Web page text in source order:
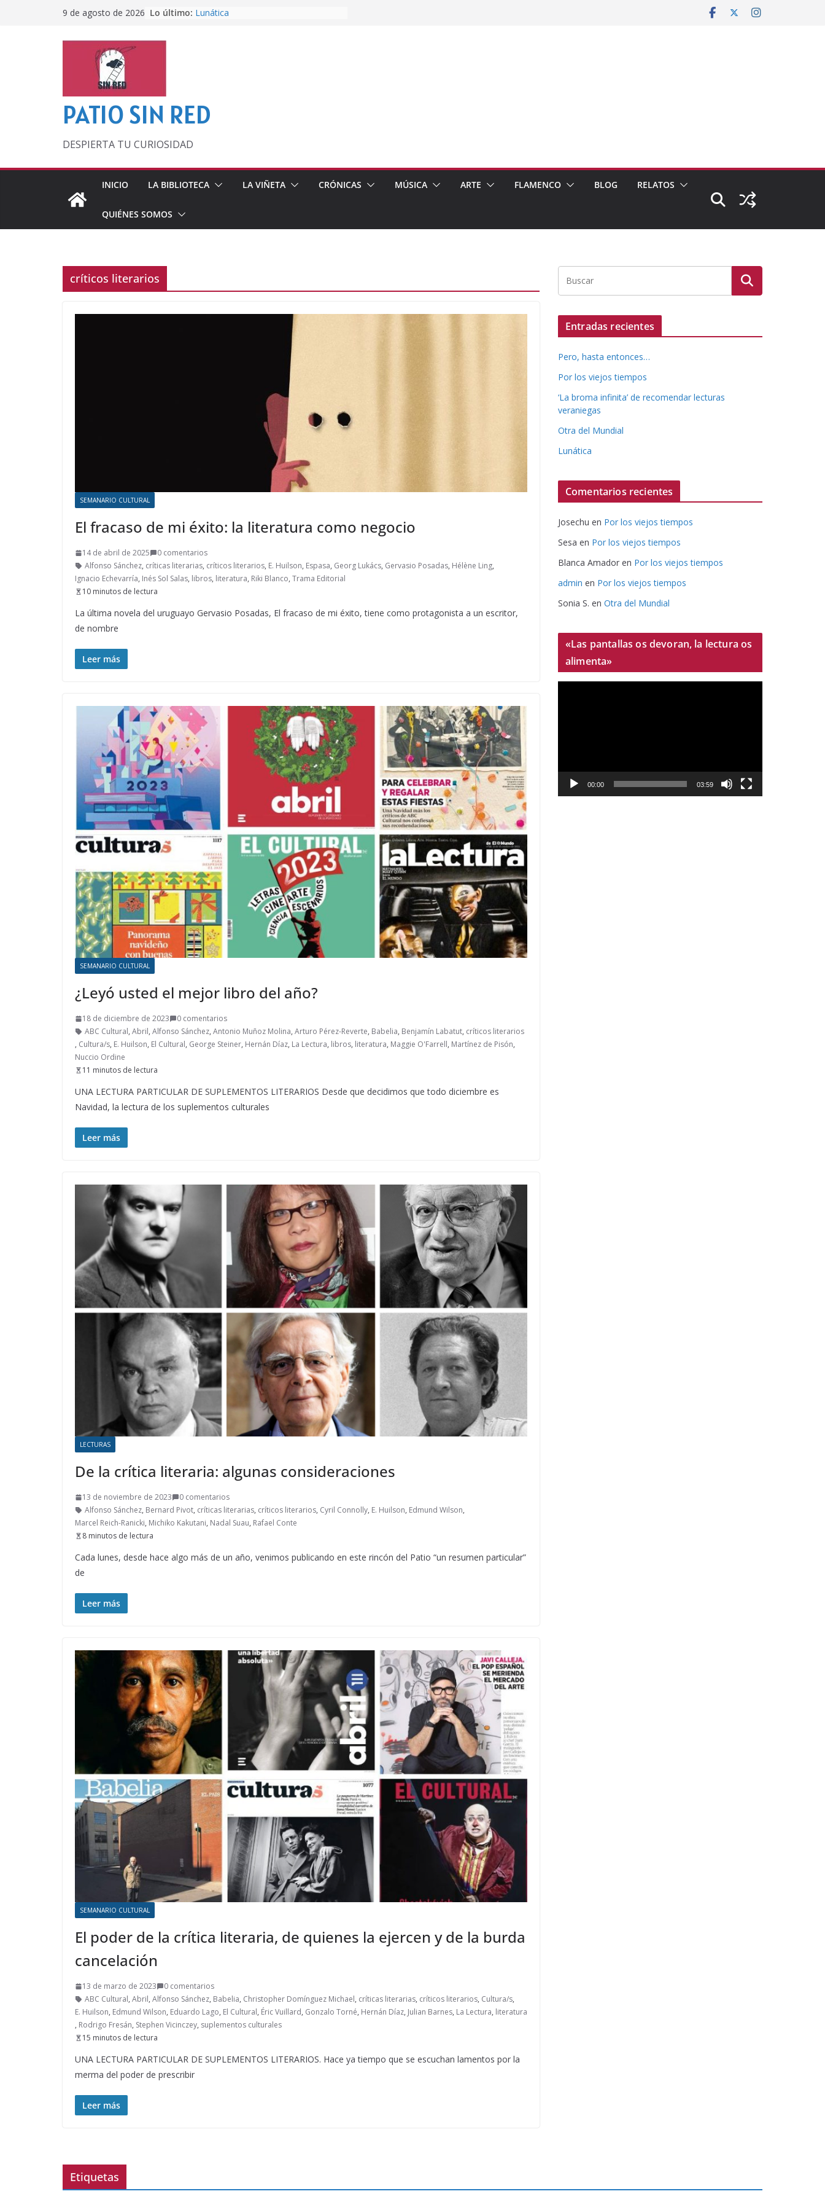
9 de agosto de 2026 Lo último: Lunática
PATIO SIN RED
DESPIERTA TU CURIOSIDAD
INICIO LA BIBLIOTECA LA VIÑETA CRÓNICAS MÚSICA ARTE FLAMENCO BLOG RELATOS
QUIÉNES SOMOS
críticos literarios
SEMANARIO CULTURAL
El fracaso de mi éxito: la literatura como negocio
14 de abril de 2025
0 comentarios
Alfonso Sánchez, críticas literarias, críticos literarios, E. Huilson, Espasa, Georg Lukács, Gervasio Posadas, Hélène Ling,
Ignacio Echevarría, Inés Sol Salas, libros, literatura, Riki Blanco, Trama Editorial
10 minutos de lectura
La última novela del uruguayo Gervasio Posadas, El fracaso de mi éxito, tiene como protagonista a un escritor,
de nombre
Leer más
SEMANARIO CULTURAL
¿Leyó usted el mejor libro del año?
18 de diciembre de 2023
0 comentarios
ABC Cultural, Abril, Alfonso Sánchez, Antonio Muñoz Molina, Arturo Pérez-Reverte, Babelia, Benjamín Labatut, críticos literarios
, Cultura/s, E. Huilson, El Cultural, George Steiner, Hernán Díaz, La Lectura, libros, literatura, Maggie O'Farrell, Martínez de Pisón,
Nuccio Ordine
11 minutos de lectura
UNA LECTURA PARTICULAR DE SUPLEMENTOS LITERARIOS Desde que decidimos que todo diciembre es
Navidad, la lectura de los suplementos culturales
Leer más
LECTURAS
De la crítica literaria: algunas consideraciones
13 de noviembre de 2023
0 comentarios
Alfonso Sánchez, Bernard Pivot, críticas literarias, críticos literarios, Cyril Connolly, E. Huilson, Edmund Wilson,
Marcel Reich-Ranicki, Michiko Kakutani, Nadal Suau, Rafael Conte
8 minutos de lectura
Cada lunes, desde hace algo más de un año, venimos publicando en este rincón del Patio “un resumen particular”
de
Leer más
SEMANARIO CULTURAL
El poder de la crítica literaria, de quienes la ejercen y de la burda
cancelación
13 de marzo de 2023
0 comentarios
ABC Cultural, Abril, Alfonso Sánchez, Babelia, Christopher Domínguez Michael, críticas literarias, críticos literarios, Cultura/s,
E. Huilson, Edmund Wilson, Eduardo Lago, El Cultural, Éric Vuillard, Gonzalo Torné, Hernán Díaz, Julian Barnes, La Lectura, literatura
, Rodrigo Fresán, Stephen Vicinczey, suplementos culturales
15 minutos de lectura
UNA LECTURA PARTICULAR DE SUPLEMENTOS LITERARIOS. Hace ya tiempo que se escuchan lamentos por la
merma del poder de prescribir
Leer más
Entradas recientes
Pero, hasta entonces…
Por los viejos tiempos
‘La broma infinita’ de recomendar lecturas
veraniegas
Otra del Mundial
Lunática
Comentarios recientes
Josechu en Por los viejos tiempos
Sesa en Por los viejos tiempos
Blanca Amador en Por los viejos tiempos
admin en Por los viejos tiempos
Sonia S. en Otra del Mundial
«Las pantallas os devoran, la lectura os
alimenta»
c
00:00 03:59
Etiquetas